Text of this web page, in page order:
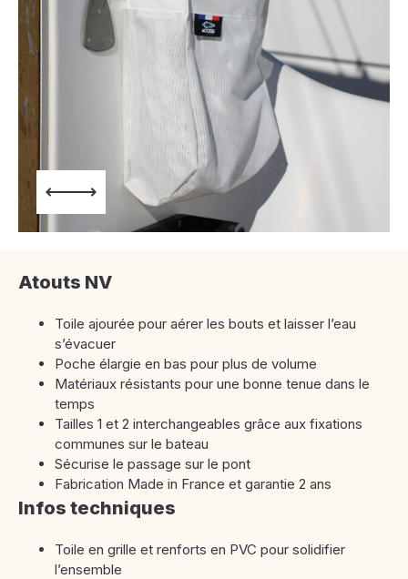
Atouts NV
Toile ajourée pour aérer les bouts et laisser l’eau
s’évacuer
Poche élargie en bas pour plus de volume
Matériaux résistants pour une bonne tenue dans le
temps
Tailles 1 et 2 interchangeables grâce aux fixations
communes sur le bateau
Sécurise le passage sur le pont
Fabrication Made in France et garantie 2 ans
Infos techniques
Toile en grille et renforts en PVC pour solidifier
l’ensemble